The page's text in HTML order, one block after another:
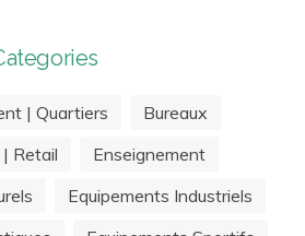
| Quartiers
Bureaux
Retail
Enseignement
Equipements Industriels